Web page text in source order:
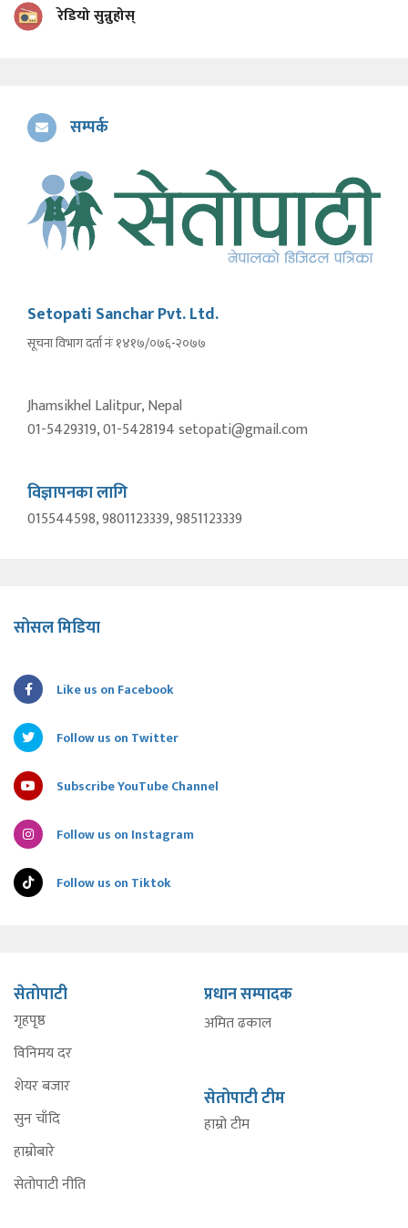
रेडियो सुन्नुहोस्
सम्पर्क
Setopati Sanchar Pvt. Ltd.
सूचना विभाग दर्ता नंः १४१७/०७६-२०७७
Jhamsikhel Lalitpur, Nepal
01-5429319, 01-5428194 setopati@gmail.com
विज्ञापनका लागि
015544598, 9801123339, 9851123339
सोसल मिडिया
Like us on Facebook
Follow us on Twitter
Subscribe YouTube Channel
Follow us on Instagram
Follow us on Tiktok
सेतोपाटी
गृहपृष्ठ
विनिमय दर
शेयर बजार
सुन चाँदि
हाम्रोबारे
सेतोपाटी नीति
प्रधान सम्पादक
अमित ढकाल
सेतोपाटी टीम
हाम्रो टीम